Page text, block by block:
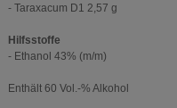
- Taraxacum D1 2,57 g
Hilfsstoffe
- Ethanol 43% (m/m)
Enthält 60 Vol.-% Alkohol